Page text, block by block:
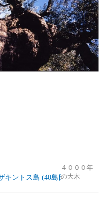
４０００年
の大木
キントス島 (40島目)